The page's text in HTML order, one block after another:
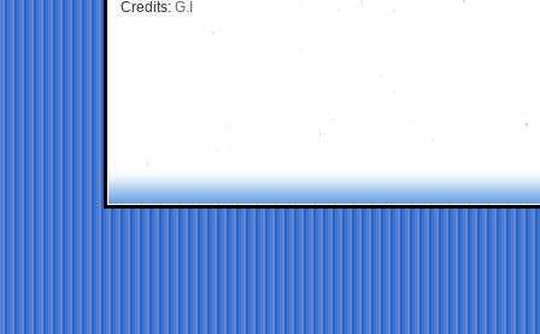
Credits: G.I